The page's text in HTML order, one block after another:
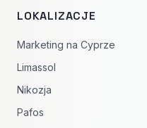
LOKALIZACJE
Marketing na Cyprze
Limassol
Nikozja
Pafos